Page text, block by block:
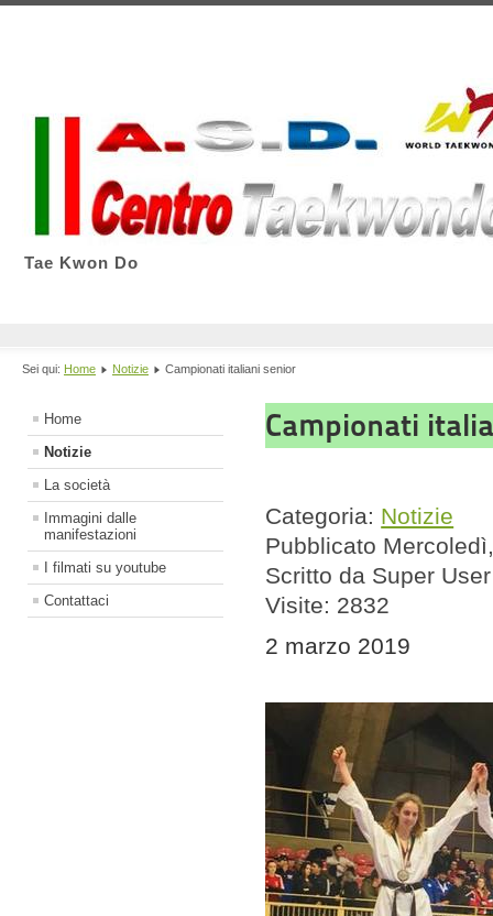
Tae Kwon Do
Sei qui: Home Notizie Campionati italiani senior
Home
Notizie
La società
Immagini dalle
manifestazioni
I filmati su youtube
Contattaci
Campionati
Categoria: Notizie
Pubblicato
Scritto da Super User
Visite: 2832
2 marzo 2019